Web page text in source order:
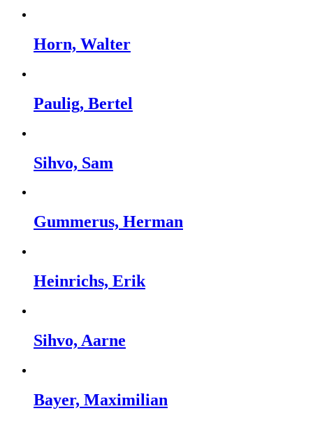
Horn, Walter
Paulig, Bertel
Sihvo, Sam
Gummerus, Herman
Heinrichs, Erik
Sihvo, Aarne
Bayer, Maximilian